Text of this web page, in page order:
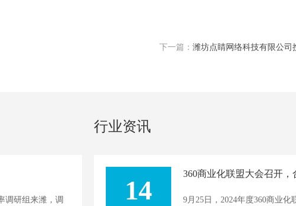
下一篇： 潍坊点睛网络科技有限公司
行业资讯
调研组来潍，调
14
360商业化联盟大会召开，
9月25日，2024年度360商业